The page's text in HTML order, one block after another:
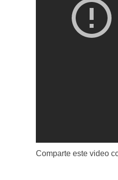
Comparte este video